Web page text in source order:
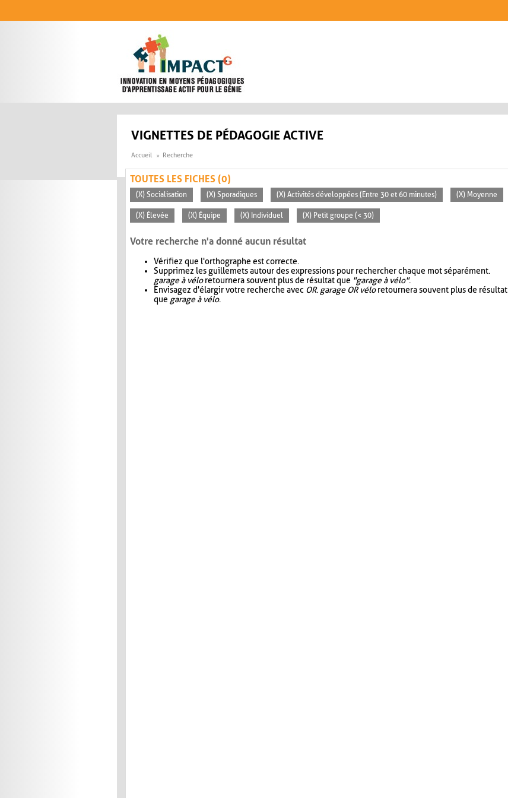
VIGNETTES DE PÉDAGOGIE ACTIVE
Accueil Recherche
TOUTES LES FICHES (0)
(X) Socialisation (X) Sporadiques (X) Activités développées (Entre 30 et 60 minutes) (X) Moyenne
(X) Élevée (X) Équipe (X) Individuel (X) Petit groupe (< 30)
Votre recherche n'a donné aucun résultat
Vérifiez que l'orthographe est correcte.
Supprimez les guillemets autour des expressions pour rechercher chaque mot séparément.
garage à véloretournera souvent plus de résultat que "garage à vélo".
Envisagez d'élargir votre recherche avec OR. garage OR véloretournera souvent plus de résultat
que garage à vélo.